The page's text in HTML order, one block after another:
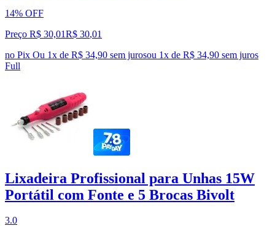
14% OFF
Preço R$ 30,01R$ 30,01
no Pix Ou 1x de R$ 34,90 sem jurosou 1x de R$ 34,90 sem juros
Full
Lixadeira Profissional para Unhas 15W
Portátil com Fonte e 5 Brocas Bivolt
3.0